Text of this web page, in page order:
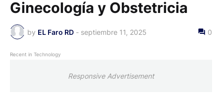
Ginecología y Obstetricia
by EL Faro RD - septiembre 11, 2025 0
Recent in Technology
Responsive Advertisement